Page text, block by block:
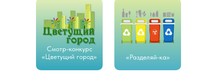
Смотр-конкурс
«Цветущий город»
«Разделяй-ка»